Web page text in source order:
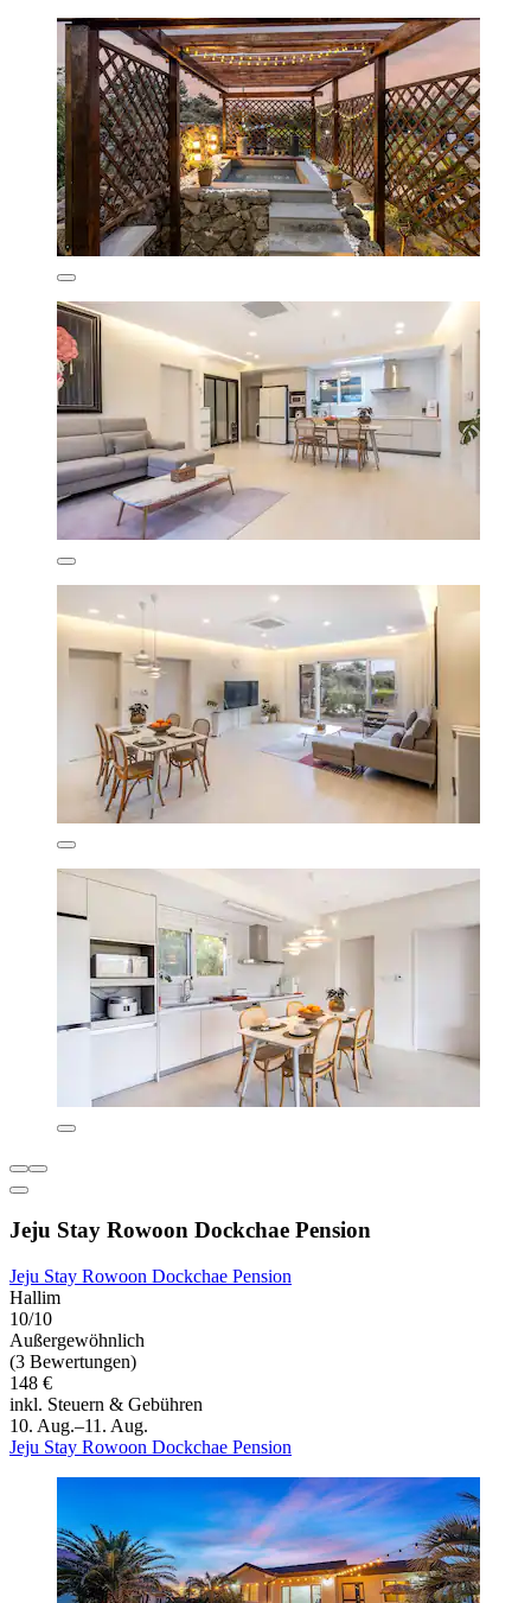
Jeju Stay Rowoon Dockchae Pension
Jeju Stay Rowoon Dockchae Pension
Hallim
10/10
Außergewöhnlich
(3 Bewertungen)
148 €
inkl. Steuern & Gebühren
10. Aug.–11. Aug.
Jeju Stay Rowoon Dockchae Pension